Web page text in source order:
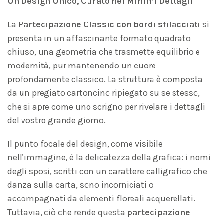
La Partecipazione Classic con bordi sfilacciati si
presenta in un affascinante formato quadrato
chiuso, una geometria che trasmette equilibrio e
modernità, pur mantenendo un cuore
profondamente classico. La struttura è composta
da un pregiato cartoncino ripiegato su se stesso,
che si apre come uno scrigno per rivelare i dettagli
del vostro grande giorno.
Il punto focale del design, come visibile
nell’immagine, è la delicatezza della grafica: i nomi
degli sposi, scritti con un carattere calligrafico che
danza sulla carta, sono incorniciati o
accompagnati da elementi floreali acquerellati.
Tuttavia, ciò che rende questa partecipazione